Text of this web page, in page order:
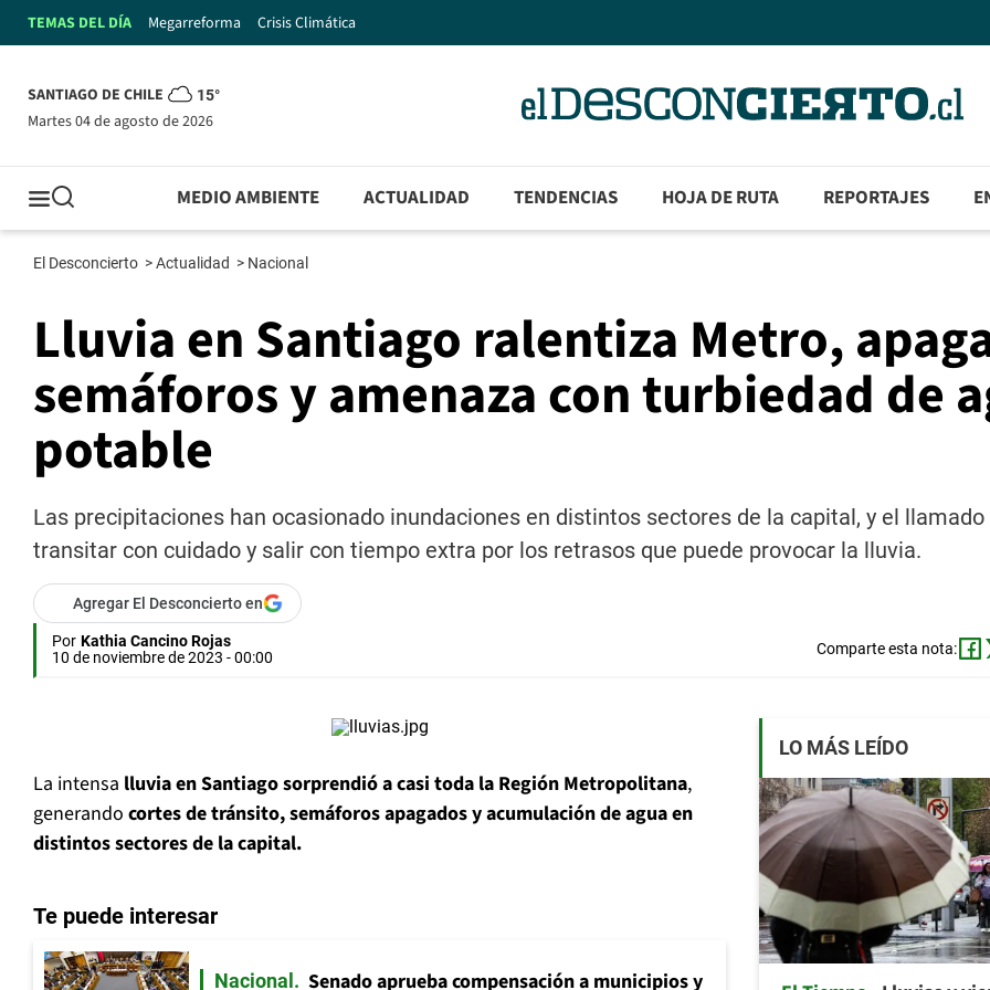
TEMAS DEL DÍA Megarreforma Crisis Climática
SANTIAGO DE CHILE 15°
martes 04 de agosto de 2026
MEDIO AMBIENTE ACTUALIDAD TENDENCIAS HOJA DE RUTA REPORTAJES
El Desconcierto >Actualidad > Nacional
Lluvia en Santiago ralentiza Metro,
semáforos y amenaza con turbiedad de
potable
Las precipitaciones han ocasionado inundaciones en distintos sectores de la capital, y el llamado
transitar con cuidado y salir con tiempo extra por los retrasos que puede provocar la lluvia.
Agregar El Desconcierto en
Por Kathia Cancino Rojas
10 de noviembre de 2023 - 00:00
Comparte esta nota:
La intensa lluvia en Santiago sorprendió a casi toda la Región Metropolitana,
generando cortes de tránsito, semáforos apagados y acumulación de agua en
distintos sectores de la capital.
Te puede interesar
Nacional Senado aprueba compensación a municipios y
LO MÁS LEÍDO